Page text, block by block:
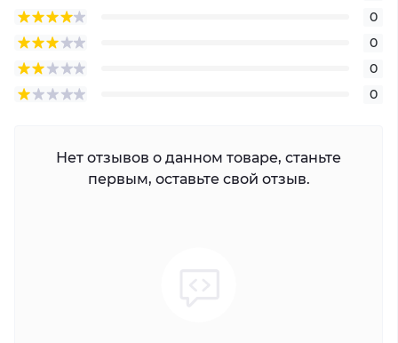
0
0
0
0
Нет отзывов о данном товаре, станьте
первым, оставьте свой отзыв.